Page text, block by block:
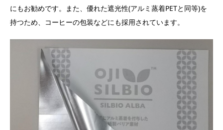
にもお勧めです。また、優れた遮光性(アルミ蒸着PETと同等)を
持つため、コーヒーの包装などにも採用されています。